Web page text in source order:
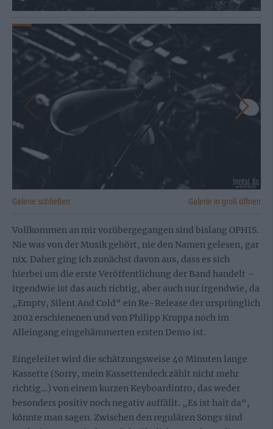
Galerie schließen Galerie in groß öffnen
Vollkommen an mir vorübergegangen sind bislang OPHIS.
Nie was von der Musik gehört, nie den Namen gelesen, gar
nix. Daher ging ich zunächst davon aus, dass es sich
hierbei um die erste Veröffentlichung der Band handelt –
irgendwie ist das auch richtig, aber auch nur irgendwie, da
„Empty, Silent And Cold“ ein Re-Release der ursprünglich
2002 erschienenen und von Philipp Kruppa noch im
Alleingang eingehämmerten ersten Demo ist.
Eingeleitet wird die schätzungsweise 40 Minuten lange
Kassette (Sorry, mein Kassettendeck zählt nicht mehr
richtig…) von einem kurzen Keyboardintro, das weder
besonders positiv noch negativ auffällt. „Es ist halt da“,
könnte man sagen. Zwischen den regulären Songs sind